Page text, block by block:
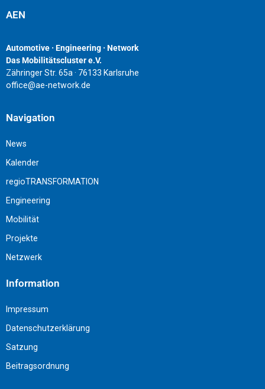
AEN
Automotive · Engineering · Network
Das Mobilitätscluster e.V.
Zähringer Str. 65a · 76133 Karlsruhe
office@ae-network.de
Navigation
News
Kalender
regioTRANSFORMATION
Engineering
Mobilität
Projekte
Netzwerk
Information
Impressum
Datenschutzerklärung
Satzung
Beitragsordnung